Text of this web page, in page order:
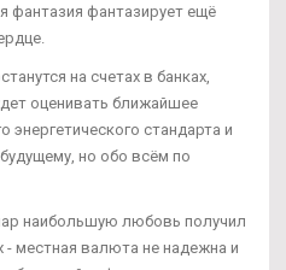
фантазирует ещё
на счетах в банках,
оценивать ближайшее
энергетического стандарта и
но обо всём по
наибольшую любовь получил
местная валюта не надежна и